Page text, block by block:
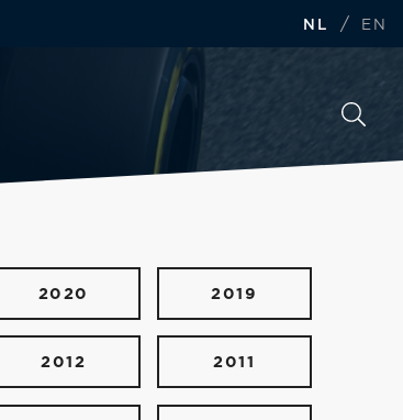
NL / EN
2020 2019
2012 2011